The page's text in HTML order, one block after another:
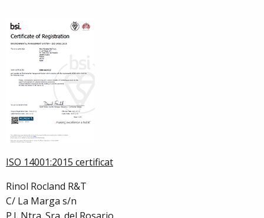
ISO 14001:2015 certificat
Rinol Rocland R&T
C/ La Marga s/n